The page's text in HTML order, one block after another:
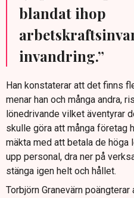
blandat ihop
invandring.”
Han konstaterar att det finns
menar han och många andra,
lönedrivande vilket äventyrar
skulle göra att många företag
mäkta med att betala de höga
upp personal, dra ner på
stänga igen helt och hållet.
Torbjörn Granevärn